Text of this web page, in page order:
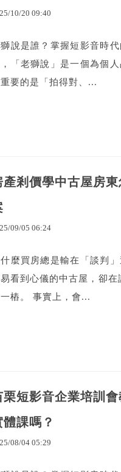
/10/20 09:40
說是誰？掌握短影音時
「老獅說」是一個為個
要的是「拍得對、...
產剎價學中古屋房
/09/05 06:24
麼買房總是輸在「談判
看到心儀的中古屋，卻
樁。 事實上，會...
栗短影音企業培訓
體課嗎？
/08/04 05:29